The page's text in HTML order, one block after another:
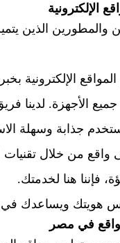
الإلكترونية
الذين
بخبرة
جميع الأجهزة.
جذابة وسهلة
من خلال تقنيات
فإننا هنا لخدمتك.
هويتك ويساعدك في
في مصر